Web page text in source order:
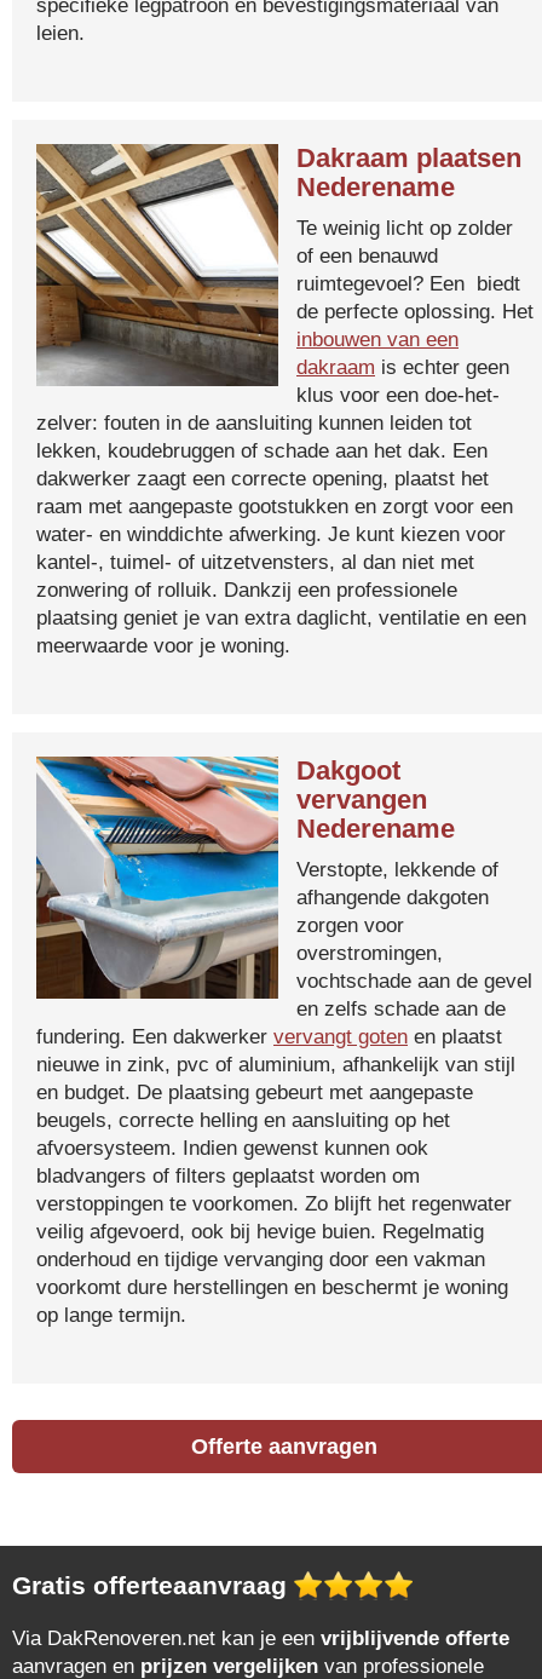
specifieke legpatroon en bevestigingsmateriaal van
leien.
Dakraam plaatsen
Nederename
Te weinig licht op zolder
of een benauwd
ruimtegevoel? Een biedt
de perfecte oplossing. Het
inbouwen van een
dakraam is echter geen
klus voor een doe-het-
zelver: fouten in de aansluiting kunnen leiden tot
lekken, koudebruggen of schade aan het dak. Een
dakwerker zaagt een correcte opening, plaatst het
raam met aangepaste gootstukken en zorgt voor een
water- en winddichte afwerking. Je kunt kiezen voor
kantel-, tuimel- of uitzetvensters, al dan niet met
zonwering of rolluik. Dankzij een professionele
plaatsing geniet je van extra daglicht, ventilatie en een
meerwaarde voor je woning.
Dakgoot
vervangen
Nederename
Verstopte, lekkende of
afhangende dakgoten
zorgen voor
overstromingen,
vochtschade aan de gevel
en zelfs schade aan de
fundering. Een dakwerker vervangt goten en plaatst
nieuwe in zink, pvc of aluminium, afhankelijk van stijl
en budget. De plaatsing gebeurt met aangepaste
beugels, correcte helling en aansluiting op het
afvoersysteem. Indien gewenst kunnen ook
bladvangers of filters geplaatst worden om
verstoppingen te voorkomen. Zo blijft het regenwater
veilig afgevoerd, ook bij hevige buien. Regelmatig
onderhoud en tijdige vervanging door een vakman
voorkomt dure herstellingen en beschermt je woning
op lange termijn.
Offerte aanvragen
Gratis offerteaanvraag
Via DakRenoveren.net kan je een vrijblijvende offerte
aanvragen en prijzen vergelijken van professionele